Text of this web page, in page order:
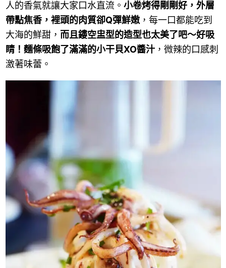
人的香氣就讓大家口水直流。 小卷烤得剛剛好，外層
帶點焦香，裡頭的肉質卻Q彈鮮嫩，每一口都能吃到
大海的鮮甜， 而且鏤空盅型的造型也太美了吧～好吸
睛！麵條吸飽了滿滿的小干貝XO醬汁，微辣的口感刺
激著味蕾。